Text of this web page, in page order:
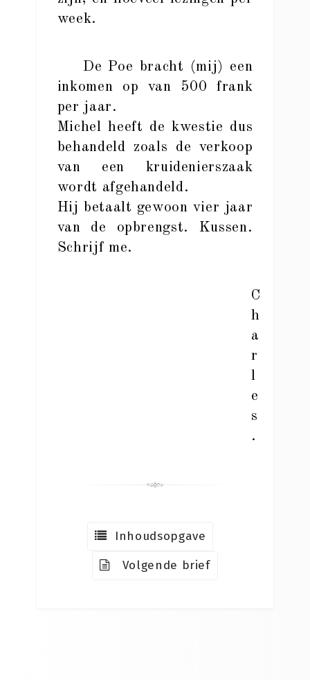
week.
De Poe bracht (mij) een
inkomen op van 500 frank
per jaar.
Michel heeft de kwestie dus
behandeld zoals de verkoop
van een kruidenierszaak
wordt afgehandeld.
Hij betaalt gewoon vier jaar
van de opbrengst. Kussen.
Schrijf me.
C
h
a
r
l
e
s
.
Inhoudsopgave
Volgende brief